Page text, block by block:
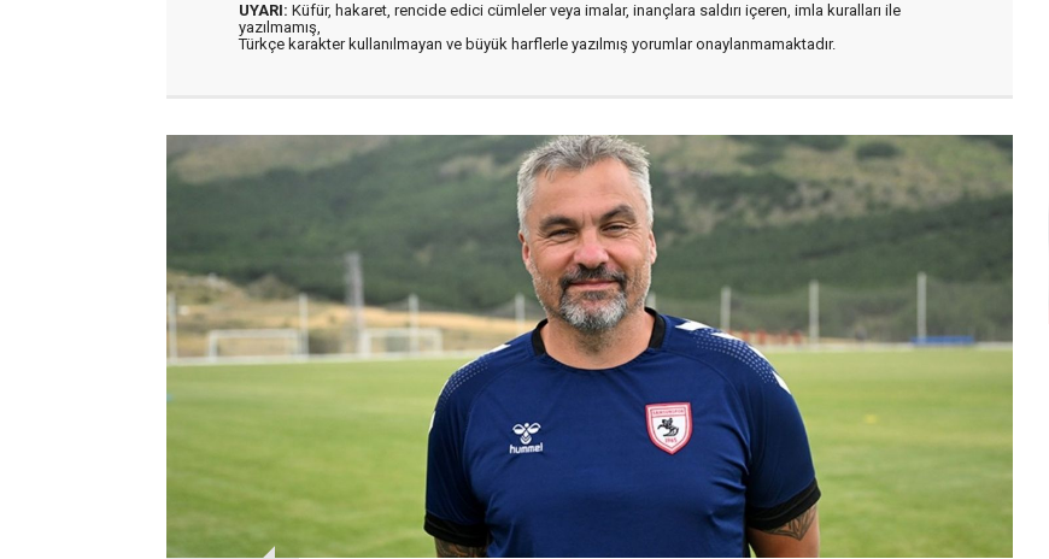
UYARI: Küfür, hakaret, rencide edici cümleler veya imalar, inançlara saldırı içeren, imla kuralları ile
yazılmamış,
Türkçe karakter kullanılmayan ve büyük harflerle yazılmış yorumlar onaylanmamaktadır.